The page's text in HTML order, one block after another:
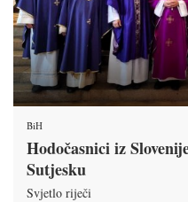
BiH
Hodočasnici iz
Sutjesku
Svjetlo riječi